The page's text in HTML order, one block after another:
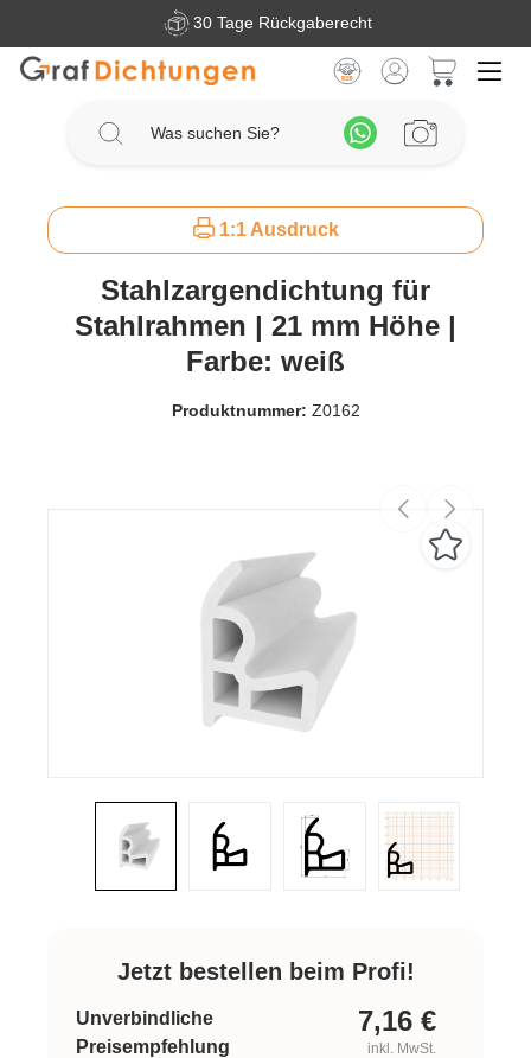
Zum Hauptinhalt springen30 Tage Rückgaberecht
1:1 Ausdruck
Stahlzargendichtung für
Stahlrahmen | 21 mm Höhe |
Farbe: weiß
Produktnummer: Z0162
Jetzt bestellen beim Profi!
Unverbindliche
Preisempfehlung
7,16 €
inkl. MwSt.